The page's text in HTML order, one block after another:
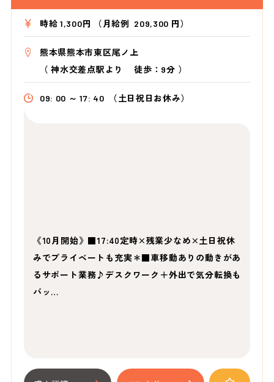
時給 1,300円 （月給例 209,300 円）
熊本県熊本市東区尾ノ上
（神水交差点駅より徒歩：9分 ）
09: 00 ～ 17: 40 （土日祝日お休み）
《10月開始》■17:40定時×残業少なめ×土日祝休
みでプライベートも充実＊■車移動ありの動きがあ
るサポート業務♪デスクワーク＋外出で気分転換も
バッ…